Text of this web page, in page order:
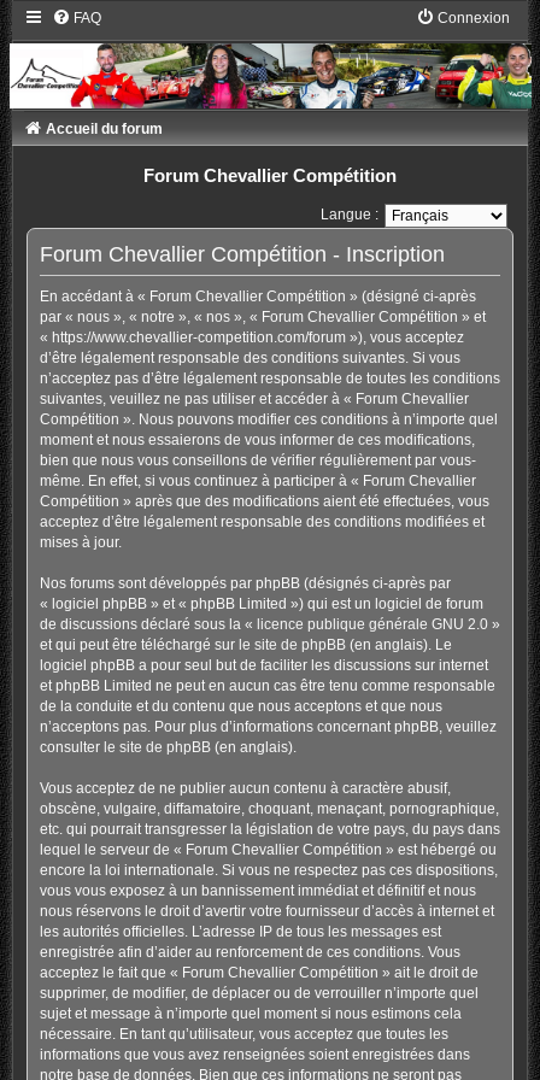
FAQ Connexion
Accueil du forum
Forum Chevallier Compétition
Langue :
Forum Chevallier Compétition - Inscription
En accédant à « Forum Chevallier Compétition » (désigné ci-après
par « nous », « notre », « nos », « Forum Chevallier Compétition » et
« https://www.chevallier-competition.com/forum »), vous acceptez
d’être légalement responsable des conditions suivantes. Si vous
n’acceptez pas d’être légalement responsable de toutes les conditions
suivantes, veuillez ne pas utiliser et accéder à « Forum Chevallier
Compétition ». Nous pouvons modifier ces conditions à n’importe quel
moment et nous essaierons de vous informer de ces modifications,
bien que nous vous conseillons de vérifier régulièrement par vous-
même. En effet, si vous continuez à participer à « Forum Chevallier
Compétition » après que des modifications aient été effectuées, vous
acceptez d’être légalement responsable des conditions modifiées et
mises à jour.
Nos forums sont développés par phpBB (désignés ci-après par
« logiciel phpBB » et « phpBB Limited ») qui est un logiciel de forum
de discussions déclaré sous la « licence publique générale GNU 2.0»
et qui peut être téléchargé sur le site de phpBB(en anglais). Le
logiciel phpBB a pour seul but de faciliter les discussions sur internet
et phpBB Limited ne peut en aucun cas être tenu comme responsable
de la conduite et du contenu que nous acceptons et que nous
n’acceptons pas. Pour plus d’informations concernant phpBB, veuillez
consulter le site de phpBB(en anglais).
Vous acceptez de ne publier aucun contenu à caractère abusif,
obscène, vulgaire, diffamatoire, choquant, menaçant, pornographique,
etc. qui pourrait transgresser la législation de votre pays, du pays dans
lequel le serveur de « Forum Chevallier Compétition » est hébergé ou
encore la loi internationale. Si vous ne respectez pas ces dispositions,
vous vous exposez à un bannissement immédiat et définitif et nous
nous réservons le droit d’avertir votre fournisseur d’accès à internet et
les autorités officielles. L’adresse IP de tous les messages est
enregistrée afin d’aider au renforcement de ces conditions. Vous
acceptez le fait que « Forum Chevallier Compétition » ait le droit de
supprimer, de modifier, de déplacer ou de verrouiller n’importe quel
sujet et message à n’importe quel moment si nous estimons cela
nécessaire. En tant qu’utilisateur, vous acceptez que toutes les
informations que vous avez renseignées soient enregistrées dans
notre base de données. Bien que ces informations ne seront pas